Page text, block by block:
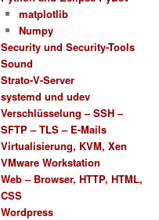
matplotlib
Numpy
Security und Security-Tools
Sound
Strato-V-Server
systemd und udev
Verschlüsselung – SSH –
SFTP – TLS – E-Mails
Virtualisierung, KVM, Xen
VMware Workstation
Web – Browser, HTTP, HTML,
CSS
Wordpress